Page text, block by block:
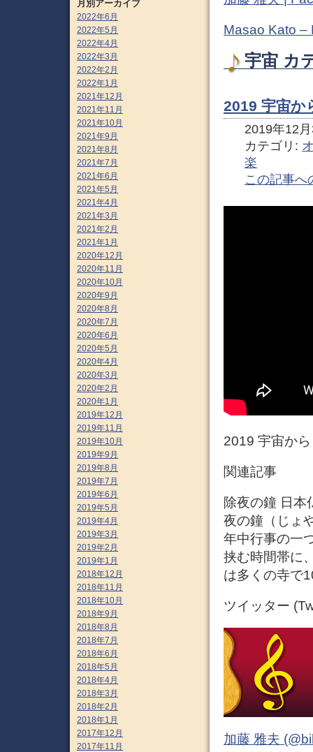
Masao Kato –
宇宙 カ
2019 宇宙か
2019年12
カテゴリ:
楽
この記事へ
2019 宇宙か
関連記事
除夜の鐘 日本
夜の鐘（じょ
年中行事の一
挟む時間帯に
は多くの寺で
ツイッター
加藤 雅夫
月別アーカイブ
2022年6月
2022年5月
2022年4月
2022年3月
2022年2月
2022年1月
2021年12月
2021年11月
2021年10月
2021年9月
2021年8月
2021年7月
2021年6月
2021年5月
2021年4月
2021年3月
2021年2月
2021年1月
2020年12月
2020年11月
2020年10月
2020年9月
2020年8月
2020年7月
2020年6月
2020年5月
2020年4月
2020年3月
2020年2月
2020年1月
2019年12月
2019年11月
2019年10月
2019年9月
2019年8月
2019年7月
2019年6月
2019年5月
2019年4月
2019年3月
2019年2月
2019年1月
2018年12月
2018年11月
2018年10月
2018年9月
2018年8月
2018年7月
2018年6月
2018年5月
2018年4月
2018年3月
2018年2月
2018年1月
2017年12月
2017年11月